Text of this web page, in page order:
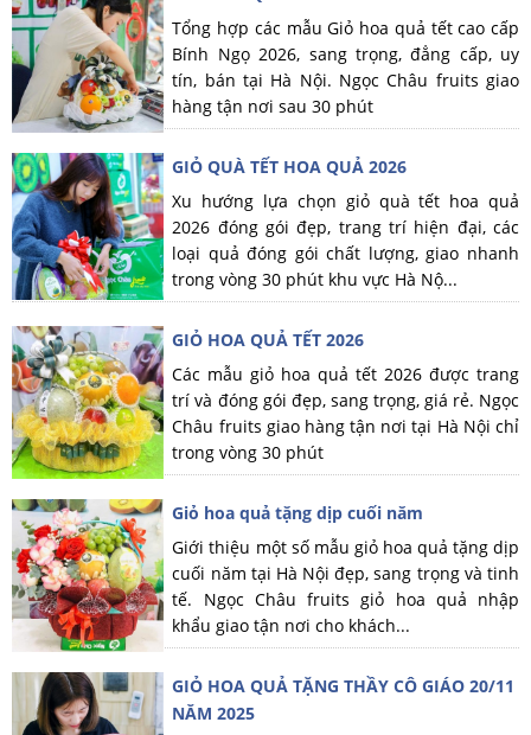
Tổng hợp các mẫu Giỏ hoa quả tết cao cấp
Bính Ngọ 2026, sang trọng, đẳng cấp, uy
tín, bán tại Hà Nội. Ngọc Châu fruits giao
hàng tận nơi sau 30 phút
GIỎ QUÀ TẾT HOA QUẢ 2026
Xu hướng lựa chọn giỏ quà tết hoa quả
2026 đóng gói đẹp, trang trí hiện đại, các
loại quả đóng gói chất lượng, giao nhanh
trong vòng 30 phút khu vực Hà Nộ...
GIỎ HOA QUẢ TẾT 2026
Các mẫu giỏ hoa quả tết 2026 được trang
trí và đóng gói đẹp, sang trọng, giá rẻ. Ngọc
Châu fruits giao hàng tận nơi tại Hà Nội chỉ
trong vòng 30 phút
Giỏ hoa quả tặng dịp cuối năm
Giới thiệu một số mẫu giỏ hoa quả tặng dịp
cuối năm tại Hà Nội đẹp, sang trọng và tinh
tế. Ngọc Châu fruits giỏ hoa quả nhập
khẩu giao tận nơi cho khách...
GIỎ HOA QUẢ TẶNG THẦY CÔ GIÁO 20/11
NĂM 2025